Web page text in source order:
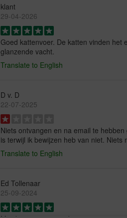
klant
29-04-2026
Goed kattenvoer. De katten vinden het
glanzende vacht.
Translate to English
D v. D
22-07-2025
Niets ontvangen en na email te
is terwijl ik bewijzen heb van niet. Niets
Translate to English
Ed Tollenaar
25-09-2024